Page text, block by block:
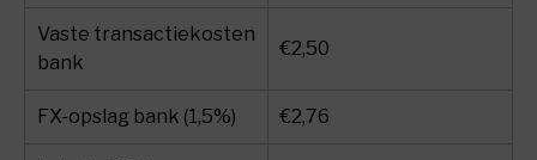
Vaste transactiekosten
bank
€2,50
FX-opslag bank (1,5%) €2,76